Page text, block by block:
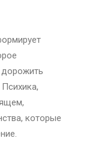
дорожить
которые